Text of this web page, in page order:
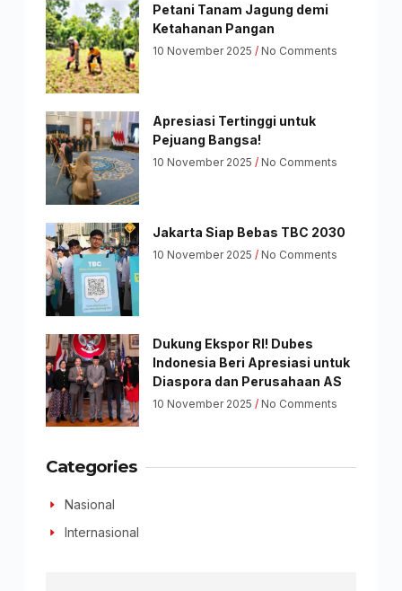
Petani Tanam Jagung demi
Ketahanan Pangan
10 November 2025 No Comments
Apresiasi Tertinggi untuk
Pejuang Bangsa!
10 November 2025 No Comments
Jakarta Siap Bebas TBC 2030
10 November 2025 No Comments
Dukung Ekspor RI! Dubes
Indonesia Beri Apresiasi untuk
Diaspora dan Perusahaan AS
10 November 2025 No Comments
Categories
Nasional
Internasional